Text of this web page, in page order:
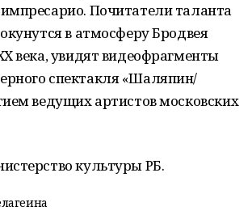
Почитатели таланта
в атмосферу Бродвея
века, увидят видеофрагменты
спектакля «Шаляпин/
ведущих артистов московских
культуры РБ.